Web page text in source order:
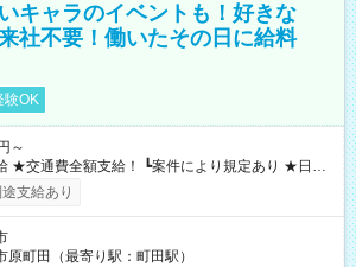
キャラのイベントも！好きな
社不要！働いたその日に給料
験OK
～
日払
定あり） ┗働いたその日に現金GET♪ お仕事後はコ
日払い分を引き落とせます！ 【試用期間】試
支給あり
原町田（最寄り駅：町田駅）